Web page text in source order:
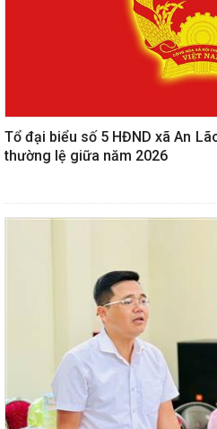
Tổ đại biểu số 5 HĐND xã An
thường lệ giữa năm 2026